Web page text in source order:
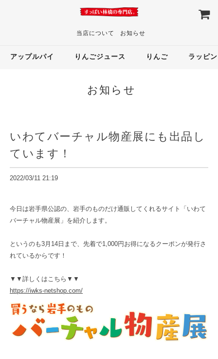
当店について お知らせ
アップルパイ りんごジュース りんご ラッピ
お知らせ
いわてバーチャル物産展にも出品し
ています！
2022/03/11 21:19
今日は岩手県公認の、岩手のものだけ通販してくれるサイト「いわて
バーチャル物産展」を紹介します。
というのも3月14日まで、先着で1,000円お得になるクーポンが発行さ
れているからです！
▼▼詳しくはこちら▼▼
https://iwks-netshop.com/